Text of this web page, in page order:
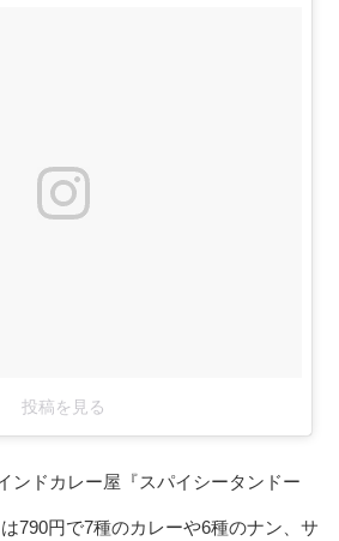
投稿を見る
ンドカレー屋『スパイシータンドー
790円で7種のカレーや6種のナン、サ